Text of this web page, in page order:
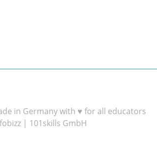
in Germany with ♥ for all educators
| 101skills GmbH